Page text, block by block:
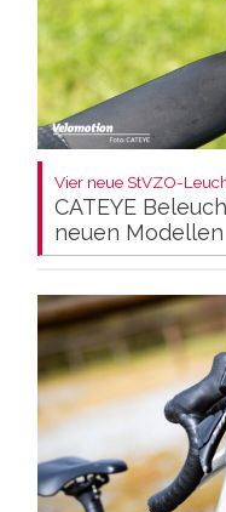
Vier neue StVZO-
CATEYE
neuen Modellen